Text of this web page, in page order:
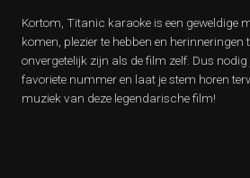
Kortom, Titanic karaoke is een geweldige
komen, plezier te hebben en herinneringen
onvergetelijk zijn als de film zelf. Dus nodig
favoriete nummer en laat je stem horen
muziek van deze legendarische film!